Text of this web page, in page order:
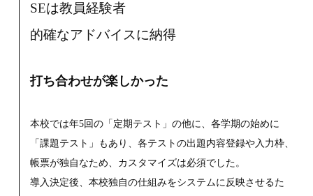
SEは教員経験者
的確なアドバイスに納得
打ち合わせが楽しかった
本校では年5回の「定期テスト」の他に、各学期の始めに
「課題テスト」もあり、各テストの出題内容登録や入力枠、
帳票が独自なため、カスタマイズは必須でした。
導入決定後、本校独自の仕組みをシステムに反映させるた